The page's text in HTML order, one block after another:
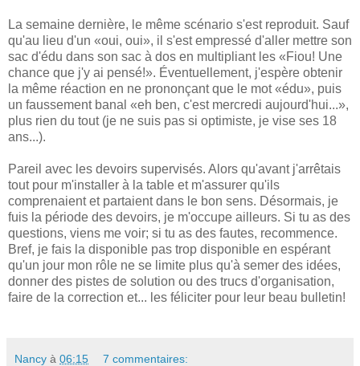
La semaine dernière, le même scénario s'est reproduit. Sauf
qu'au lieu d'un «oui, oui», il s'est empressé d'aller mettre son
sac d'édu dans son sac à dos en multipliant les «Fiou! Une
chance que j'y ai pensé!». Éventuellement, j'espère obtenir
la même réaction en ne prononçant que le mot «édu», puis
un faussement banal «eh ben, c'est mercredi aujourd'hui...»,
plus rien du tout (je ne suis pas si optimiste, je vise ses 18
ans...).
Pareil avec les devoirs supervisés. Alors qu'avant j'arrêtais
tout pour m'installer à la table et m'assurer qu'ils
comprenaient et partaient dans le bon sens. Désormais, je
fuis la période des devoirs, je m'occupe ailleurs. Si tu as des
questions, viens me voir; si tu as des fautes, recommence.
Bref, je fais la disponible pas trop disponible en espérant
qu'un jour mon rôle ne se limite plus qu'à semer des idées,
donner des pistes de solution ou des trucs d'organisation,
faire de la correction et... les féliciter pour leur beau bulletin!
Nancy à 06:15 7 commentaires: